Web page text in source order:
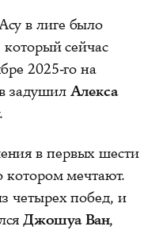
в лиге было
который сейчас
2025-го на
задушил Алекса
в первых шести
котором мечтают.
четырех побед, и
Джошуа Ван,